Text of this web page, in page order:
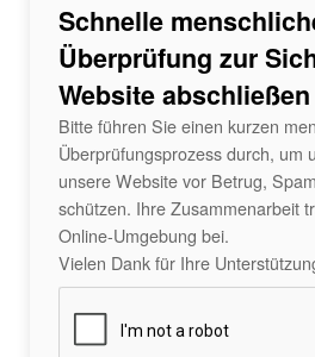
Schnelle
Überprüfung zur
Website abschließen
Bitte führen Sie einen kurzen
Überprüfungsprozess durch, um
unsere Website vor Betrug,
schützen. Ihre Zusammenarbeit
Online-Umgebung bei.
Vielen Dank für Ihre